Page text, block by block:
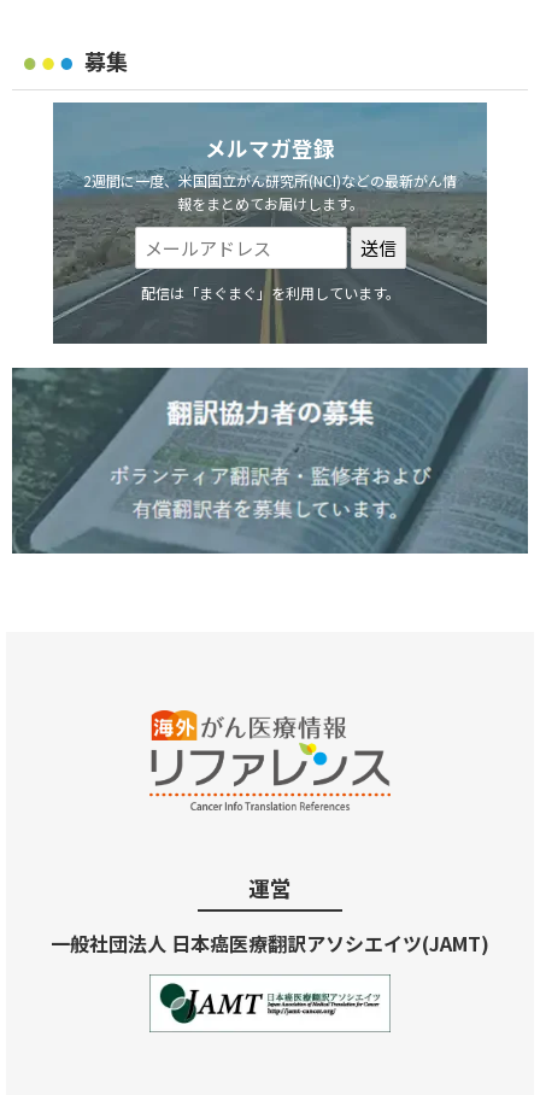
募集
メルマガ登録
2週間に一度、米国国立がん研究所(NCI)などの最新がん情
報をまとめてお届けします。
配信は「まぐまぐ」を利用しています。
運営
一般社団法人 日本癌医療翻訳アソシエイツ(JAMT)